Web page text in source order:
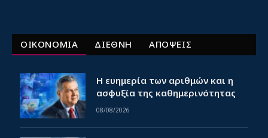
ΟΙΚΟΝΟΜΙΑ ΔΙΕΘΝΗ ΑΠΟΨΕΙΣ
Η ευημερία των αριθμών και η
ασφυξία της καθημερινότητας
08/08/2026